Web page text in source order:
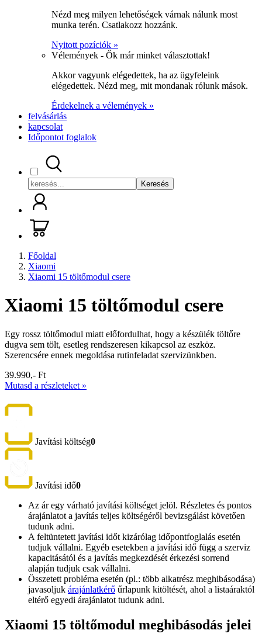
Nézd meg milyen lehetőségek várnak nálunk most
munka terén. Csatlakozz hozzánk.
Nyitott pozíciók »
Vélemények - Ők már minket választottak!
Akkor vagyunk elégedettek, ha az ügyfeleink
elégedettek. Nézd meg, mit mondanak rólunk mások.
Érdekelnek a vélemények »
felvásárlás
kapcsolat
Időpontot foglalok
Keresés
Főoldal
Xiaomi
Xiaomi 15 töltőmodul csere
Xiaomi 15 töltőmodul csere
Egy rossz töltőmodul miatt előfordulhat, hogy a készülék töltőre
dugva sem tölt, esetleg rendszeresen kikapcsol az eszköz.
Szerencsére ennek megoldása rutinfeladat szervizünkben.
39.990,- Ft
Mutasd a részleteket »
Javítási költség0
Javítási idő0
Az ár egy várható javítási költséget jelöl. Részletes és pontos
árajánlatot a javítás teljes költségéről bevizsgálást követően
tudunk adni.
A feltüntetett javítási időt kizárólag időpontfoglalás esetén
tudjuk vállalni. Egyéb esetekben a javítási idő függ a szerviz
kapacitásától és a javítás megkezdését érkezési sorrend
alapján tudjuk csak vállalni.
Összetett probléma esetén (pl.: több alkatrész meghibásodása)
javasoljuk árajánlatkérő űrlapunk kitöltését, ahol a listaáraktól
eltérő egyedi árajánlatot tudunk adni.
Xiaomi 15 töltőmodul meghibásodás jelei